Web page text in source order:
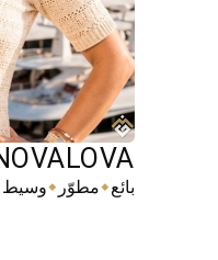
بائع⬥مطوّر ⬥وسيط